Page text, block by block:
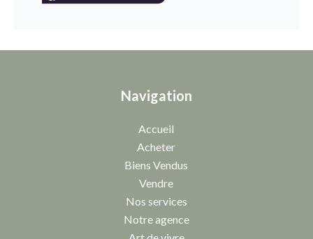
Navigation
Accueil
Acheter
Biens Vendus
Vendre
Nos services
Notre agence